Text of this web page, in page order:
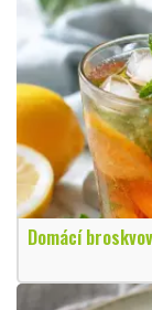
Domácí